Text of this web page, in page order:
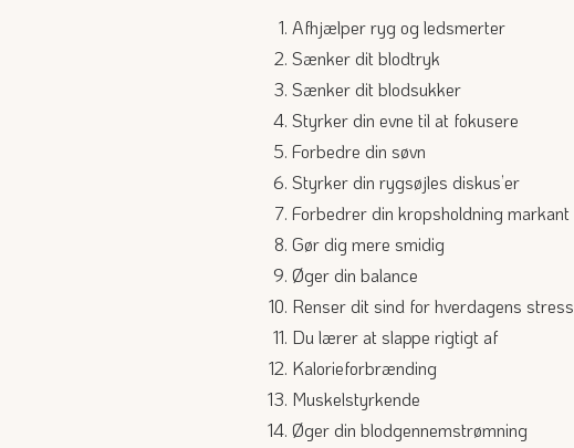
Afhjælper ryg og ledsmerter
Sænker dit blodtryk
Sænker dit blodsukker
Styrker din evne til at fokusere
Forbedre din søvn
Styrker din rygsøjles diskus’er
Forbedrer din kropsholdning markant
Gør dig mere smidig
Øger din balance
Renser dit sind for hverdagens stress
Du lærer at slappe rigtigt af
Kalorieforbrænding
Muskelstyrkende
Øger din blodgennemstrømning